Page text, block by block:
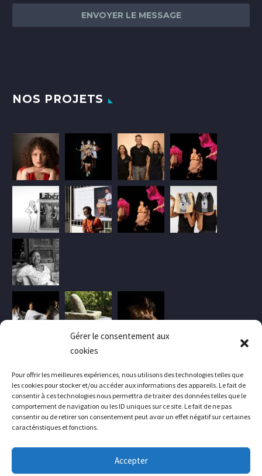
Gérer le consentement aux
cookies
Pour offrir les meilleures expériences, nous utilisons des technologies telles que
les cookies pour stocker et/ou accéder aux informations des appareils. Le fait de
consentir à ces technologies nous permettra de traiter des données telles que le
comportement de navigation ou les ID uniques sur ce site. Le fait de ne pas
consentir ou de retirer son consentement peut avoir un effet négatif sur certaines
caractéristiques et fonctions.
Accepter
NOS PROJETS